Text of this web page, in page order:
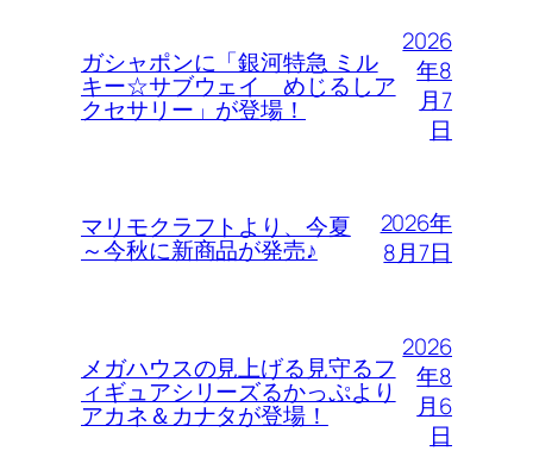
ガシャポンに「銀河特急 ミル
キー☆サブウェイ めじるしア
クセサリー」が登場！
2026
年8
月7
日
マリモクラフトより、今夏
～今秋に新商品が発売♪
2026年
8月7日
メガハウスの見上げる見守るフ
ィギュアシリーズるかっぷより
アカネ＆カナタが登場！
2026
年8
月6
日